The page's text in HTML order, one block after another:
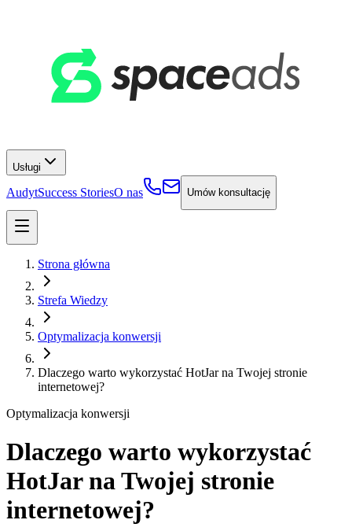
Usługi
AudytSuccess StoriesO nas Umów konsultację
Strona główna
Strefa Wiedzy
Optymalizacja konwersji
Dlaczego warto wykorzystać HotJar na Twojej stronie
internetowej?
Optymalizacja konwersji
Dlaczego warto wykorzystać
HotJarna Twojej stronie
internetowej?